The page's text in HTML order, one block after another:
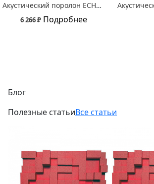
Акустический поролон ECHOTON Бас ловушка Ткань/ BassTrap Fabric
6 266 ₽ Подробнее
Блог
Полезные статьиВсе статьи